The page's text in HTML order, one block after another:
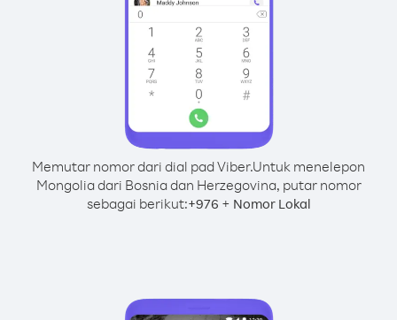
Memutar nomor dari dial pad Viber.Untuk menelepon
Mongolia dari Bosnia dan Herzegovina, putar nomor
sebagai berikut:+976 + Nomor Lokal